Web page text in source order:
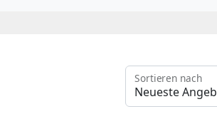
Sortieren nach